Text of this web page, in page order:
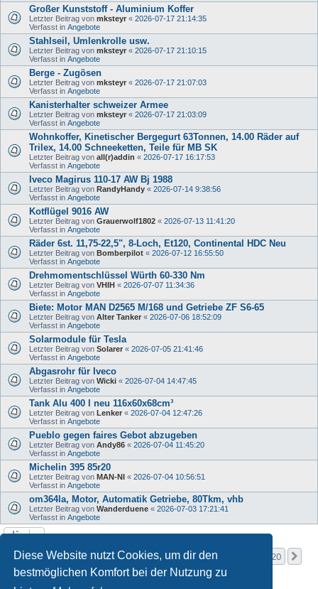
Diese Website nutzt Cookies, um dir den
bestmöglichen Komfort bei der Nutzung zu
Großer Kunststoff - Aluminium Koffer
Letzter Beitrag von mksteyr « 2026-07-17 21:14:35
Verfasst in Angebote
Stahlseil, Umlenkrolle usw.
Letzter Beitrag von mksteyr « 2026-07-17 21:10:15
Verfasst in Angebote
Berge - Zugösen
Letzter Beitrag von mksteyr « 2026-07-17 21:07:03
Verfasst in Angebote
Kanisterhalter schweizer Armee
Letzter Beitrag von mksteyr « 2026-07-17 21:03:09
Verfasst in Angebote
Wohnkoffer, Kinetischer Bergegurt 63Tonnen, 14.00 Räder auf
Trilex, 14.00 Schneeketten, Teile für MB SK
Letzter Beitrag von all(r)addin « 2026-07-17 16:17:53
Verfasst in Angebote
Iveco Magirus 110-17 AW Bj 1988
Letzter Beitrag von RandyHandy « 2026-07-14 9:38:56
Verfasst in Angebote
Kotflügel 9016 AW
Letzter Beitrag von Grauerwolf1802 « 2026-07-13 11:41:20
Verfasst in Angebote
Räder 6st. 11,75-22,5", 8-Loch, Et120, Continental HDC Neu
Letzter Beitrag von Bomberpilot « 2026-07-12 16:55:50
Verfasst in Angebote
Drehmomentschlüssel Würth 60-330 Nm
Letzter Beitrag von VHIH « 2026-07-07 11:34:36
Verfasst in Angebote
Biete: Motor MAN D2565 M/168 und Getriebe ZF S6-65
Letzter Beitrag von Alter Tanker « 2026-07-06 18:52:09
Verfasst in Angebote
Solarmodule für Tesla
Letzter Beitrag von Solarer « 2026-07-05 21:41:46
Verfasst in Angebote
Abgasrohr für Iveco
Letzter Beitrag von Wicki « 2026-07-04 14:47:45
Verfasst in Angebote
Tank Alu 400 l neu 116x60x68cm³
Letzter Beitrag von Lenker « 2026-07-04 12:47:26
Verfasst in Angebote
Pueblo gegen faires Gebot abzugeben
Letzter Beitrag von Andy86 « 2026-07-04 11:45:20
Verfasst in Angebote
Michelin 395 85r20
Letzter Beitrag von MAN-NI « 2026-07-04 10:56:51
Verfasst in Angebote
om364la, Motor, Automatik Getriebe, 80Tkm, vhb
Letzter Beitrag von Wanderduene « 2026-07-03 17:21:41
Verfasst in Angebote
Die Suche ergab mehr als 1000 Treffer Seite1von
1 2 3 20